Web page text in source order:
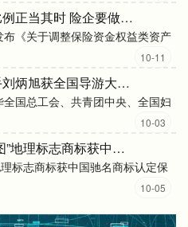
亿牛策略 上调权益比例正当其时 险企要做真正的“耐心资本”
《关于调整保险资金权益类资产
10-11
大牛配资网 佛山选手刘炳旭获全国导游大赛“银牌导游员”，创近年来广东代表队最佳成绩
国总工会、共青团中央、全国妇
10-03
祥富金融 “荣昌猪及图”地理标志商标获中国驰名商标认定保护
标志商标获中国驰名商标认定保
10-05